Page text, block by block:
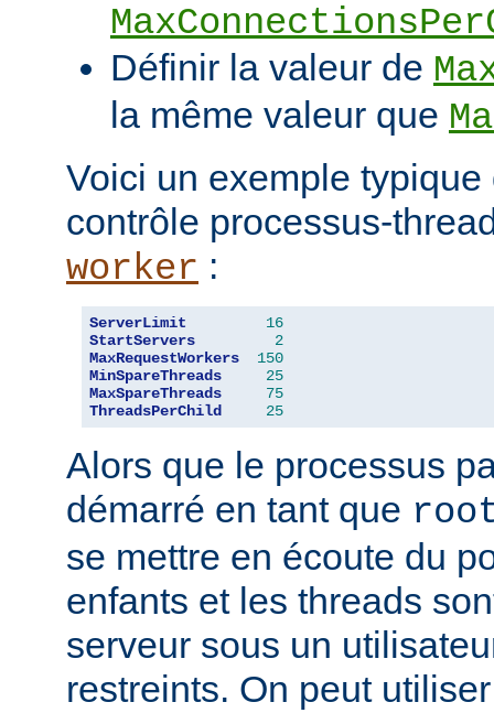
Définir la valeur de
la même valeur que
Voici un exemple
contrôle processus-
worker :
ServerLimit
16
StartServers
2
MaxRequestWorkers
150
MinSpareThreads
25
MaxSpareThreads
75
ThreadsPerChild
25
Alors que le processus
démarré en tant que
se mettre en écoute du
enfants et les threads
serveur sous un
restreints. On peut